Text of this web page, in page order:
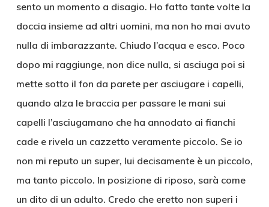
sento un momento a disagio. Ho fatto tante volte la
doccia insieme ad altri uomini, ma non ho mai avuto
nulla di imbarazzante. Chiudo l’acqua e esco. Poco
dopo mi raggiunge, non dice nulla, si asciuga poi si
mette sotto il fon da parete per asciugare i capelli,
quando alza le braccia per passare le mani sui
capelli l’asciugamano che ha annodato ai fianchi
cade e rivela un cazzetto veramente piccolo. Se io
non mi reputo un super, lui decisamente è un piccolo,
ma tanto piccolo. In posizione di riposo, sarà come
un dito di un adulto. Credo che eretto non superi i